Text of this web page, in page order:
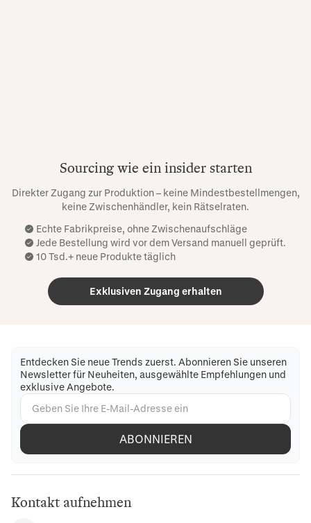
Sourcing wie ein insider starten
Direkter Zugang zur Produktion – keine Mindestbestellmengen,
keine Zwischenhändler, kein Rätselraten.
Echte Fabrikpreise, ohne Zwischenaufschläge
Jede Bestellung wird vor dem Versand manuell geprüft.
10 Tsd.+ neue Produkte täglich
Exklusiven Zugang erhalten
Entdecken Sie neue Trends zuerst. Abonnieren Sie unseren
Newsletter für Neuheiten, ausgewählte Empfehlungen und
exklusive Angebote.
ABONNIEREN
Kontakt aufnehmen